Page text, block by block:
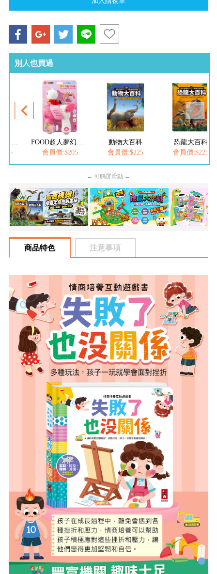
別人也買過
會員價:$205
動物大百科
會員價:$225
恐龍大百科
會員價:$225
← 可觸屏滑動 →
商品特色 注意事項